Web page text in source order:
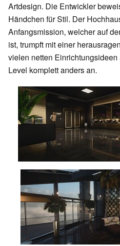
Artdesign. Die Entwickler
Händchen für Stil. Der
Anfangsmission, welcher auf
ist, trumpft mit einer
vielen netten
Level komplett anders an.